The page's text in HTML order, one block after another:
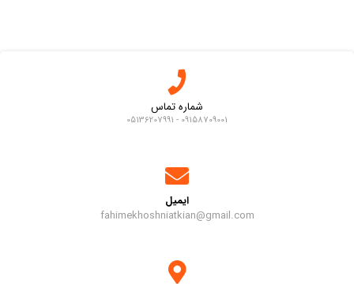
شماره تماس
09158709001 - 05136207991
ایمیل
fahimekhoshniatkian@gmail.com